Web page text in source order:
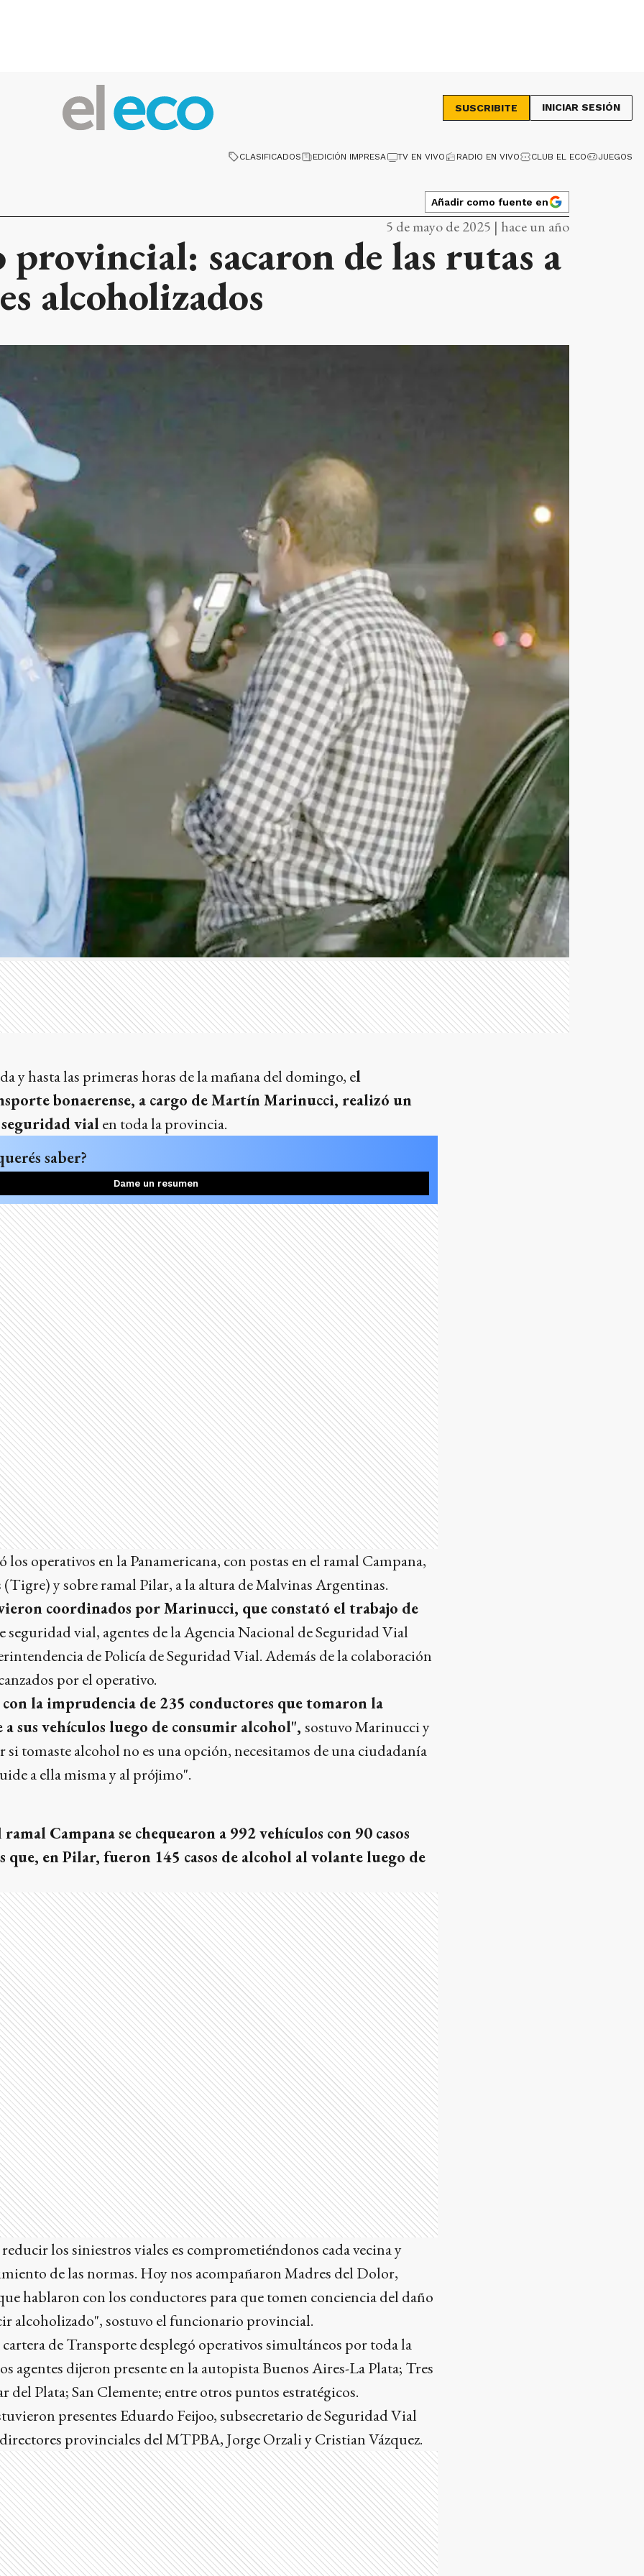
SUSCRIBITE INICIAR SESIÓN
CLASIFICADOS EDICIÓN IMPRESA TV EN VIVO RADIO EN VIVO CLUB EL ECO JUEGOS
Añadir como fuente en
5 de mayo de 2025 | hace un año
sacaron de las rutas a
alcoholizados
y hasta las primeras horas de la mañana del domingo, el
bonaerense, a cargo de Martín Marinucci, realizó un
vialen toda la provincia.
saber?
Dame un resumen
operativos en la Panamericana, con postas en el ramal Campana,
y sobre ramal Pilar, a la altura de Malvinas Argentinas.
coordinados por Marinucci, que constató el trabajo de
seguridad vial, agentes de la Agencia Nacional de Seguridad Vial
de Policía de Seguridad Vial. Además de la colaboración
por el operativo.
la imprudencia de 235 conductores que tomaron la
a sus vehículos luego de consumir alcohol", sostuvo Marinucci y
tomaste alcohol no es una opción, necesitamos de una ciudadanía
a ella misma y al prójimo".
ramal Campana se chequearon a 992 vehículos con 90 casos
en Pilar, fueron 145 casos de alcohol al volante luego de
los siniestros viales es comprometiéndonos cada vecina y
de las normas. Hoy nos acompañaron Madres del Dolor,
hablaron con los conductores para que tomen conciencia del daño
alcoholizado", sostuvo el funcionario provincial.
cartera de Transporte desplegó operativos simultáneos por toda la
agentes dijeron presente en la autopista Buenos Aires-La Plata; Tres
del Plata; San Clemente; entre otros puntos estratégicos.
presentes Eduardo Feijoo, subsecretario de Seguridad Vial
provinciales del MTPBA, Jorge Orzali y Cristian Vázquez.